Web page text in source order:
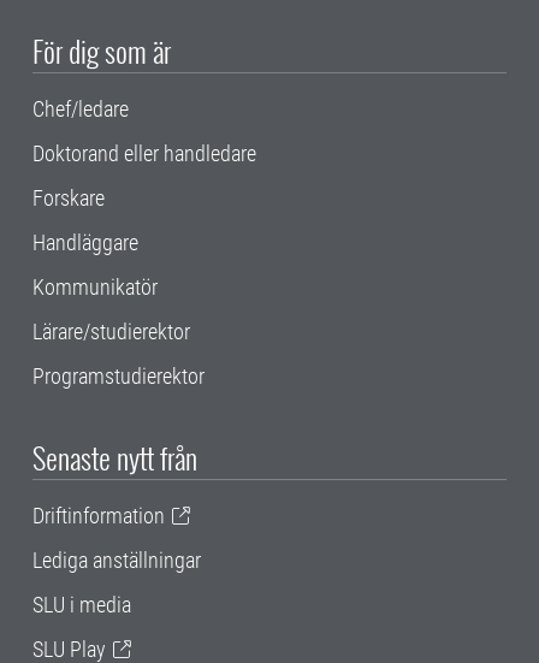
För dig som är
Chef/ledare
Doktorand eller handledare
Forskare
Handläggare
Kommunikatör
Lärare/studierektor
Programstudierektor
Senaste nytt från
Driftinformation
Lediga anställningar
SLU i media
SLU Play